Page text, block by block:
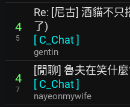
4
5
Re: [尼古] 酒貓不
了)
[ C_Chat]
gentin
4
7
[閒聊] 魯夫在笑什麼
[ C_Chat]
nayeonmywife